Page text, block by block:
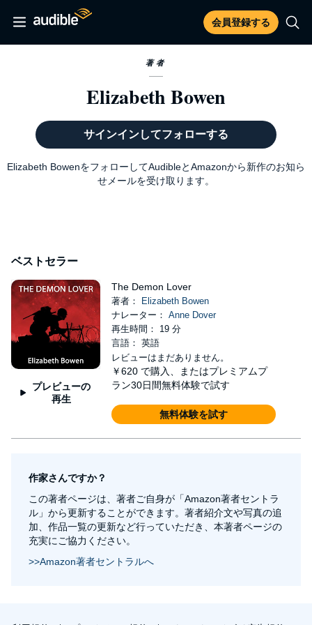
会員登録する
著者
Elizabeth Bowen
サインインしてフォローする
Elizabeth BowenをフォローしてAudibleとAmazonから新作のお知ら
せメールを受け取ります。
ベストセラー
プレビューの
再生
The Demon Lover
著者：
Elizabeth Bowen
ナレーター： Anne Dover
再生時間： 19 分
言語： 英語
レビューはまだありません。
￥620 で購入、またはプレミアムプ
ラン30日間無料体験で試す
無料体験を試す
作家さんですか？
この著者ページは、著者ご自身が「Amazon著者セントラ
ル」から更新することができます。著者紹介文や写真の追
加、作品一覧の更新など行っていただき、本著者ページの
充実にご協力ください。
>>Amazon著者セントラルへ